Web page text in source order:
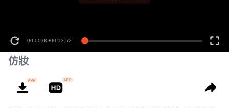
00:00:00/00:13:52
仿妝